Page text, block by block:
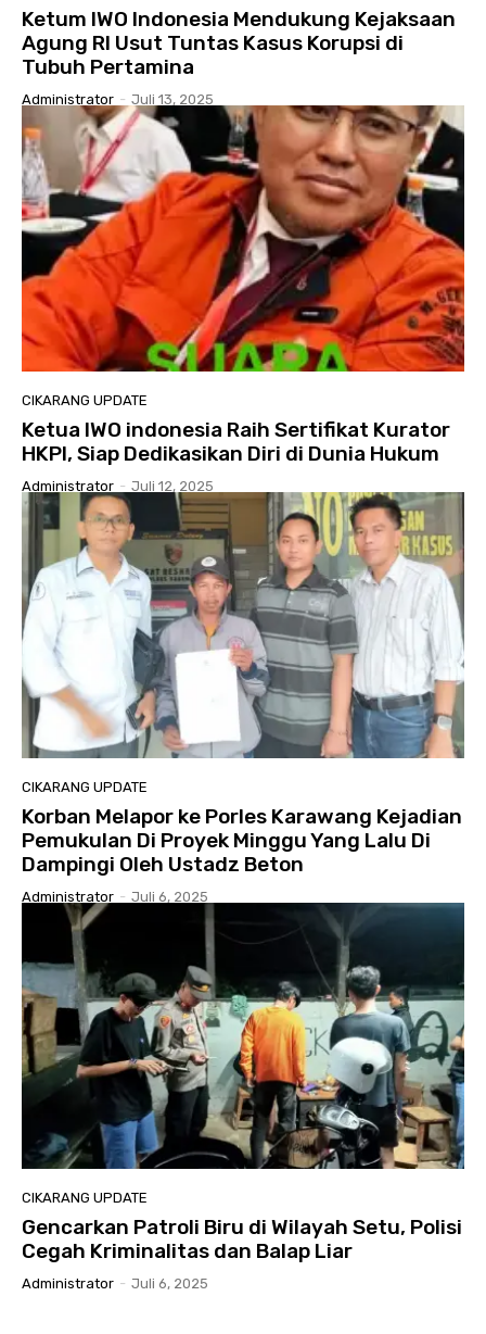
Ketum IWO Indonesia Mendukung Kejaksaan
Agung RI Usut Tuntas Kasus Korupsi di
Tubuh Pertamina
Administrator - Juli 13, 2025
CIKARANG UPDATE
Ketua IWO indonesia Raih Sertifikat Kurator
HKPI, Siap Dedikasikan Diri di Dunia Hukum
Administrator - Juli 12, 2025
CIKARANG UPDATE
Korban Melapor ke Porles Karawang Kejadian
Pemukulan Di Proyek Minggu Yang Lalu Di
Dampingi Oleh Ustadz Beton
Administrator - Juli 6, 2025
CIKARANG UPDATE
Gencarkan Patroli Biru di Wilayah Setu, Polisi
Cegah Kriminalitas dan Balap Liar
Administrator - Juli 6, 2025